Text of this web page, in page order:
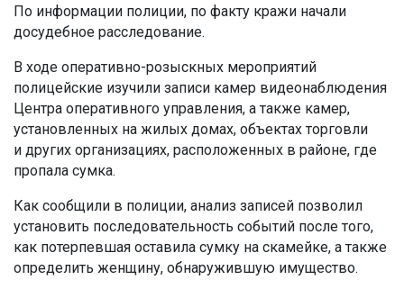
По информации полиции, по факту кражи начали
досудебное расследование.
В ходе оперативно-розыскных мероприятий
полицейские изучили записи камер видеонаблюдения
Центра оперативного управления, а также камер,
установленных на жилых домах, объектах торговли
и других организациях, расположенных в районе, где
пропала сумка.
Как сообщили в полиции, анализ записей позволил
установить последовательность событий после того,
как потерпевшая оставила сумку на скамейке, а также
определить женщину, обнаружившую имущество.